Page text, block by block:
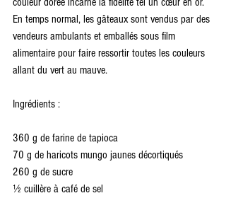
En temps normal, les gâteaux sont vendus par des
vendeurs ambulants et emballés sous film
alimentaire pour faire ressortir toutes les couleurs
allant du vert au mauve.
Ingrédients :
360 g de farine de tapioca
70 g de haricots mungo jaunes décortiqués
260 g de sucre
½ cuillère à café de sel